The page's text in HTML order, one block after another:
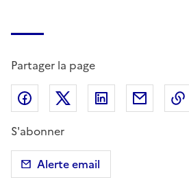
Partager la page
Partager sur Facebook
Partager sur X
Partager sur
S'abonner
Alerte email